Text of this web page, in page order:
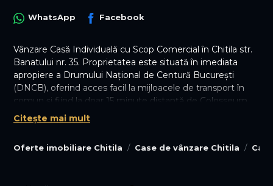
Oferte imobiliare Chitila Case de vânzare Chitila
WhatsApp Facebook
Vânzare Casă Individuală cu Scop Comercial în Chitila str.
Banatului nr. 35. Proprietatea este situată în imediata
apropiere a Drumului Național de Centură București
(DNCB), oferind acces facil la mijloacele de transport în
comun și fiind la doar 15 minute distanță de Colosseum
Mall București. Accesul se face direct din Șoseaua
Banatului, facilitând astfel conectivitatea cu toate
individuală, construită pe o structură solidă de beton și
Citește mai mult